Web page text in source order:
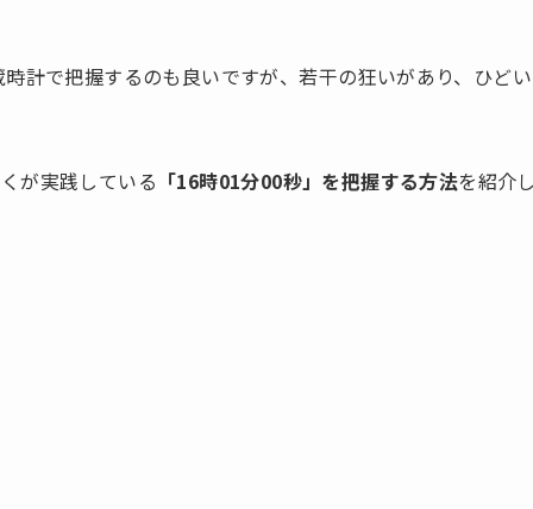
計で把握するのも良いですが、若干の狂いがあり、ひどい
が実践している 「16時01分00秒」を把握する方法を紹介